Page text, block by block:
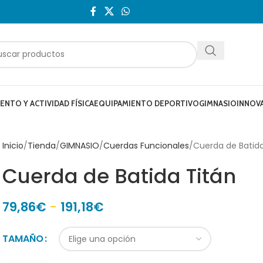
Y ACTIVIDAD FÍSICAEQUIPAMIENTO DEPORTIVOGIMNASIO
Inicio Tienda GIMNASIO Cuerdas Funcionales Cuerda de
Cuerda de Batida Titán
79,86€ - 191,18€
TAMAÑO